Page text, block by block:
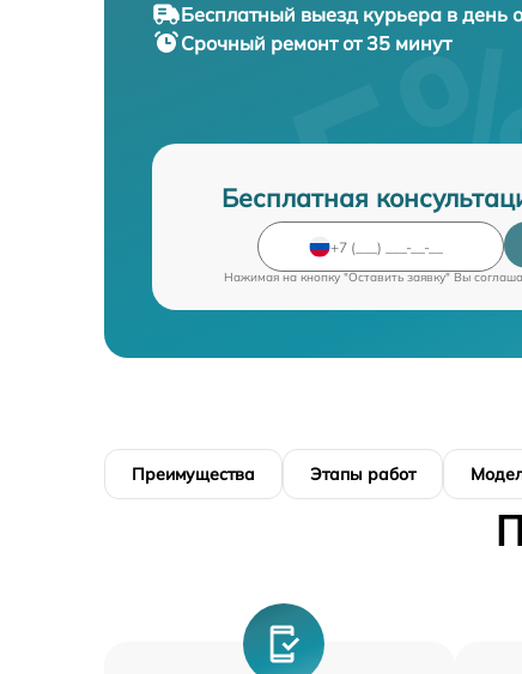
Бесплатный выезд курьера в день
Срочный ремонтот 35 минут
Бесплатная
Нажимая на кнопку "Оставить заявку" Вы
Преимущества Этапы работ